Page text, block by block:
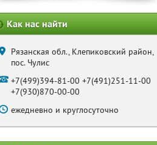
Как нас найти
Рязанская обл., Клепиковский район,
пос. Чулис
+7(499)394-81-00 +7(491)251-11-00
+7(930)870-00-00
ежедневно и круглосуточно